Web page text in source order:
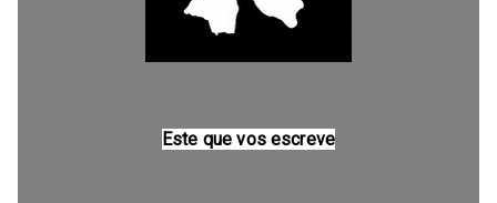
Este que vos escreve